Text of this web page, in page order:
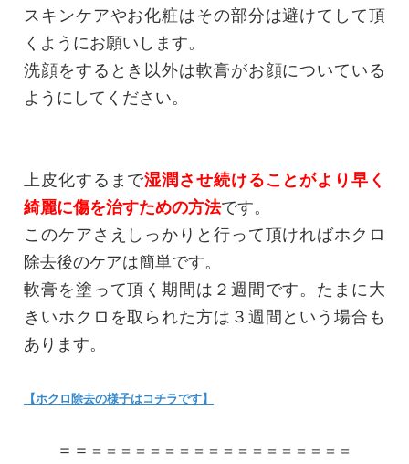
スキンケアやお化粧はその部分は避けてして頂
くようにお願いします。
洗顔をするとき以外は軟膏がお顔についている
ようにしてください。
上皮化するまで湿潤させ続けることがより早く
綺麗に傷を治すための方法です。
このケアさえしっかりと行って頂ければホクロ
除去後のケアは簡単です。
軟膏を塗って頂く期間は２週間です。たまに大
きいホクロを取られた方は３週間という場合も
あります。
【ホクロ除去の様子はコチラです】
＝＝ ＝＝＝＝＝＝＝＝＝＝＝＝＝＝＝＝＝＝